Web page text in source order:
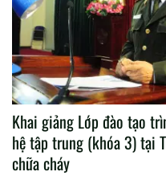
Khai giảng Lớp đào tạo
hệ tập trung (khóa 3) tại
chữa cháy